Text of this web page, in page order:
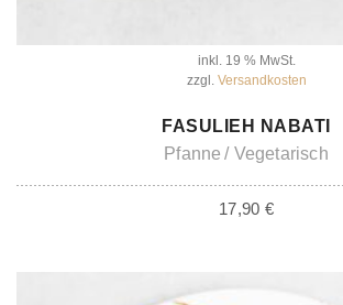
inkl. 19 % MwSt.
zzgl. Versandkosten
IN DEN WARENKORB
FASULIEH NABATI
Pfanne
Vegetarisch
17,90 €